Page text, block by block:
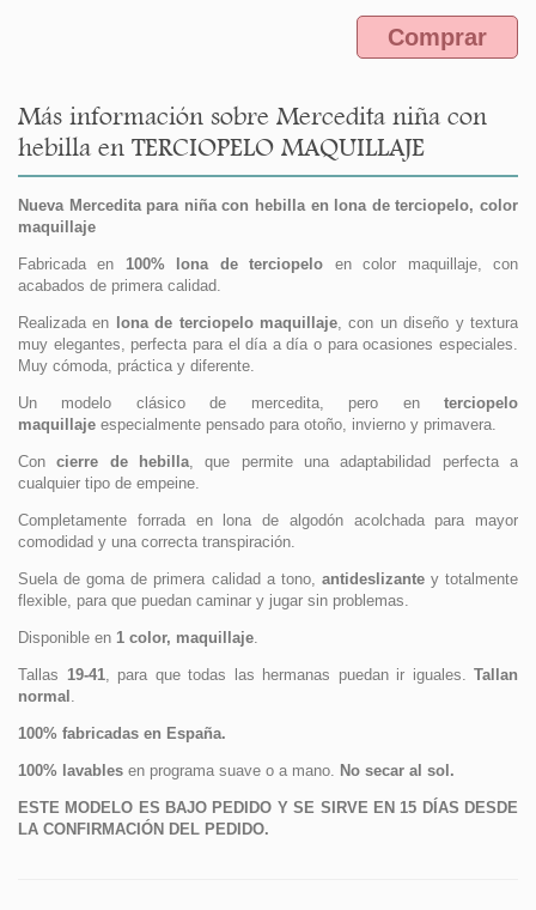
Comprar
Más información sobre Mercedita niña con
hebilla en TERCIOPELO MAQUILLAJE
Nueva Mercedita para niña con hebilla en lona de terciopelo, color
maquillaje
Fabricada en 100% lona de terciopelo en color maquillaje, con
acabados de primera calidad.
Realizada en lona de terciopelo maquillaje, con un diseño y textura
muy elegantes, perfecta para el día a día o para ocasiones especiales.
Muy cómoda, práctica y diferente.
Un modelo clásico de mercedita, pero en terciopelo
maquillaje especialmente pensado para otoño, invierno y primavera.
Concierre de hebilla, que permite una adaptabilidad perfecta a
cualquier tipo de empeine.
Completamente forrada en lona de algodón acolchada para mayor
comodidad y una correcta transpiración.
Suela de goma de primera calidad a tono, antideslizantey totalmente
flexible, para que puedan caminar y jugar sin problemas.
Disponible en 1 color, maquillaje.
Tallas 19-41, para que todas las hermanas puedan ir iguales. Tallan
normal .
100% fabricadas en España.
100% lavables en programa suave o a mano. No secar al sol.
ESTE MODELO ES BAJO PEDIDO Y SE SIRVE EN 15 DÍAS DESDE
LA CONFIRMACIÓN DEL PEDIDO.